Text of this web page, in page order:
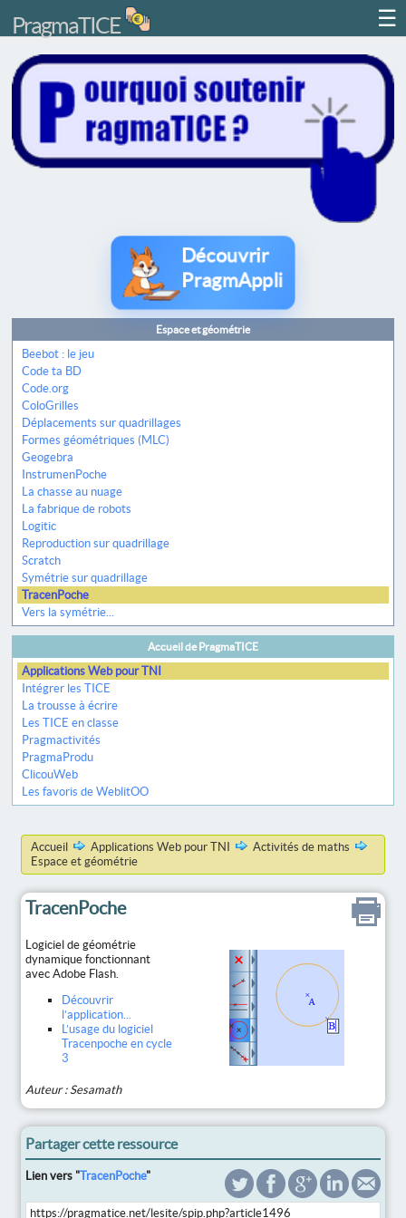
PragmaTICE
Découvrir
PragmAppli
Espace et géométrie
Beebot : le jeu
Code ta BD
Code.org
ColoGrilles
Déplacements sur quadrillages
Formes géométriques (MLC)
Geogebra
InstrumenPoche
La chasse au nuage
La fabrique de robots
Logitic
Reproduction sur quadrillage
Scratch
Symétrie sur quadrillage
TracenPoche
Vers la symétrie...
Accueil de PragmaTICE
Applications Web pour TNI
Intégrer les TICE
La trousse à écrire
Les TICE en classe
Pragmactivités
PragmaProdu
ClicouWeb
Les favoris de WeblitOO
Accueil Applications Web pour TNI
Activités de maths
Espace et géométrie
TracenPoche
Logiciel de géométrie
dynamique fonctionnant
avec Adobe Flash.
Découvrir
l’application...
L’usage du logiciel
Tracenpoche en cycle
3
Auteur : Sesamath
Partager cette ressource
Lien vers "TracenPoche"
☰